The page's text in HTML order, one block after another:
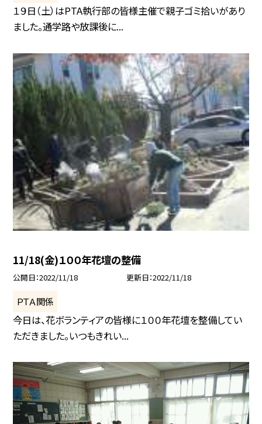
１９日（土）はPTA執行部の皆様主催で親子ゴミ拾いがあり
ました。通学路や放課後に...
11/18(金)１００年花壇の整備
公開日 2022/11/18 更新日 2022/11/18
ＰＴＡ関係
今日は、花ボランティアの皆様に１００年花壇を整備してい
ただきました。いつもきれい...